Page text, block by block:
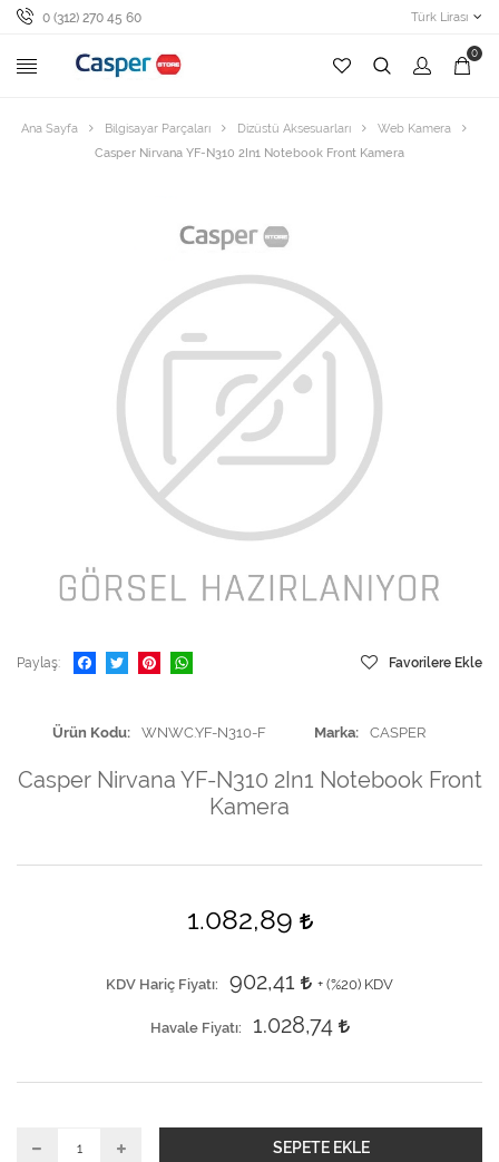
0 (312) 270 45 60 Türk Lirası
0
Ana Sayfa Bilgisayar Parçaları Dizüstü Aksesuarları
Web Kamera
Casper Nirvana YF-N310 2In1 Notebook Front Kamera
Paylaş Favorilere Ekle
Ürün Kodu WNWC.YF-N310-F Marka CASPER
Casper Nirvana YF-N310 2In1 Notebook Front
Kamera
1.082,89
KDV Hariç Fiyatı 902,41 + (%20) KDV
Havale Fiyatı 1.028,74
SEPETE EKLE